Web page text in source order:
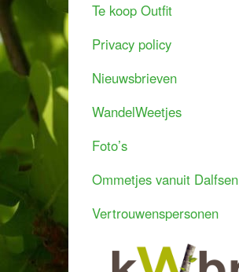
Te koop Outfit
Privacy policy
Nieuwsbrieven
WandelWeetjes
Foto’s
Ommetjes vanuit Dalfsen
Vertrouwenspersonen